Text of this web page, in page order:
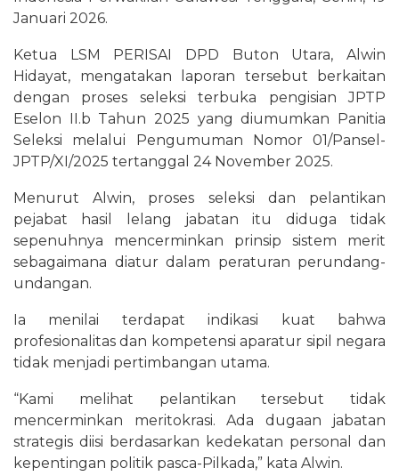
Januari 2026.
Ketua LSM PERISAI DPD Buton Utara, Alwin
Hidayat, mengatakan laporan tersebut berkaitan
dengan proses seleksi terbuka pengisian JPTP
Eselon II.b Tahun 2025 yang diumumkan Panitia
Seleksi melalui Pengumuman Nomor 01/Pansel-
JPTP/XI/2025 tertanggal 24 November 2025.
Menurut Alwin, proses seleksi dan pelantikan
pejabat hasil lelang jabatan itu diduga tidak
sepenuhnya mencerminkan prinsip sistem merit
sebagaimana diatur dalam peraturan perundang-
undangan.
Ia menilai terdapat indikasi kuat bahwa
profesionalitas dan kompetensi aparatur sipil negara
tidak menjadi pertimbangan utama.
“Kami melihat pelantikan tersebut tidak
mencerminkan meritokrasi. Ada dugaan jabatan
strategis diisi berdasarkan kedekatan personal dan
kepentingan politik pasca-Pilkada,” kata Alwin.